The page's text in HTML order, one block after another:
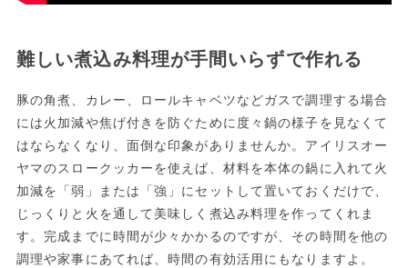
難しい煮込み料理が手間いらずで作れる
豚の角煮、カレー、ロールキャベツなどガスで調理する場合
には火加減や焦げ付きを防ぐために度々鍋の様子を見なくて
はならなくなり、面倒な印象がありませんか。アイリスオー
ヤマのスロークッカーを使えば、材料を本体の鍋に入れて火
加減を「弱」または「強」にセットして置いておくだけで、
じっくりと火を通して美味しく煮込み料理を作ってくれま
す。完成までに時間が少々かかるのですが、その時間を他の
調理や家事にあてれば、時間の有効活用にもなりますよ。